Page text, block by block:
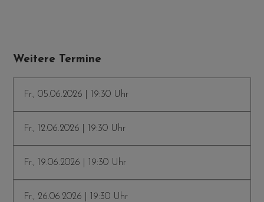
Weitere Termine
Fr., 05.06.2026 | 19:30 Uhr
Fr., 12.06.2026 | 19:30 Uhr
Fr., 19.06.2026 | 19:30 Uhr
Fr., 26.06.2026 | 19:30 Uhr